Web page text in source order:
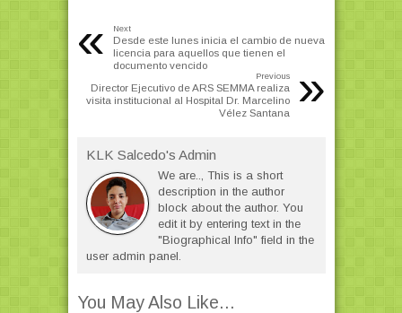
« Next
Desde este lunes inicia el cambio de nueva
licencia para aquellos que tienen el
documento vencido
»
Previous
Director Ejecutivo de ARS SEMMA realiza
visita institucional al Hospital Dr. Marcelino
Vélez Santana
KLK Salcedo's Admin
We are.., This is a short
description in the author
block about the author. You
edit it by entering text in the
"Biographical Info" field in the
user admin panel.
You May Also Like...